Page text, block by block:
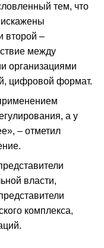
тем, что
второй –
между
организациями
цифровой формат.
а у
– отметил
власти,
комплекса,